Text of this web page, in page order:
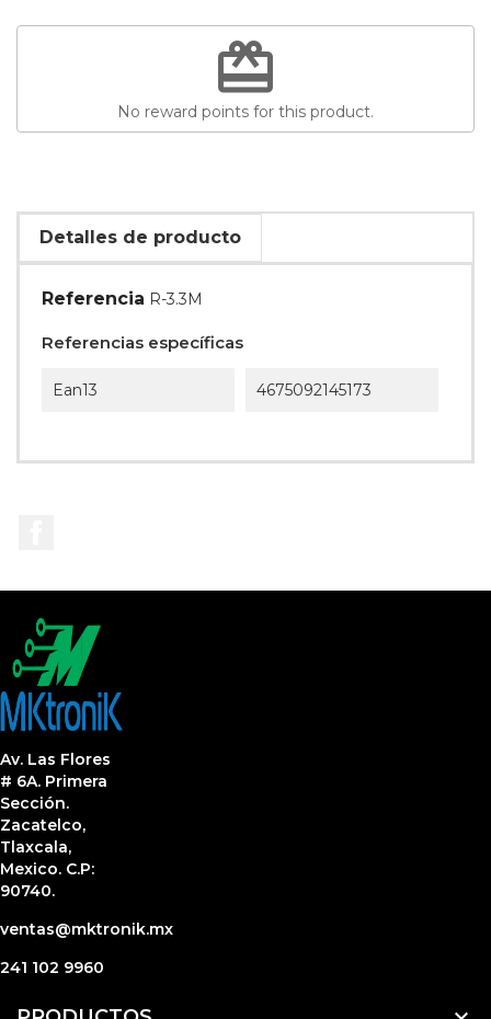
redeem
No reward points for this product.
Detalles de producto
Referencia R-3.3M
Referencias específicas
Ean13 4675092145173
Av. Las Flores
# 6A. Primera
Sección.
Zacatelco,
Tlaxcala,
Mexico. C.P:
90740.
ventas@mktronik.mx
241 102 9960